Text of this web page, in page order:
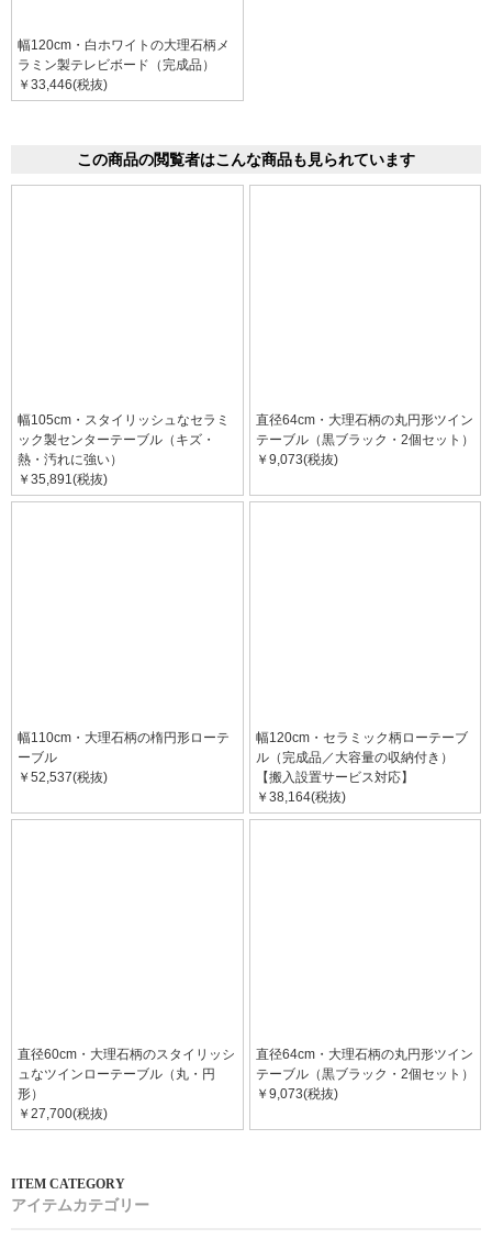
幅120cm・白ホワイトの大理石柄メ
ラミン製テレビボード（完成品）
￥33,446(税抜)
この商品の閲覧者はこんな商品も見られています
幅105cm・スタイリッシュなセラミ
ック製センターテーブル（キズ・
熱・汚れに強い）
￥35,891(税抜)
直径64cm・大理石柄の丸円形ツイン
テーブル（黒ブラック・2個セット）
￥9,073(税抜)
幅110cm・大理石柄の楕円形ローテ
ーブル
￥52,537(税抜)
幅120cm・セラミック柄ローテーブ
ル（完成品／大容量の収納付き）
【搬入設置サービス対応】
￥38,164(税抜)
直径60cm・大理石柄のスタイリッシ
ュなツインローテーブル（丸・円
形）
￥27,700(税抜)
直径64cm・大理石柄の丸円形ツイン
テーブル（黒ブラック・2個セット）
￥9,073(税抜)
アイテムカテゴリー